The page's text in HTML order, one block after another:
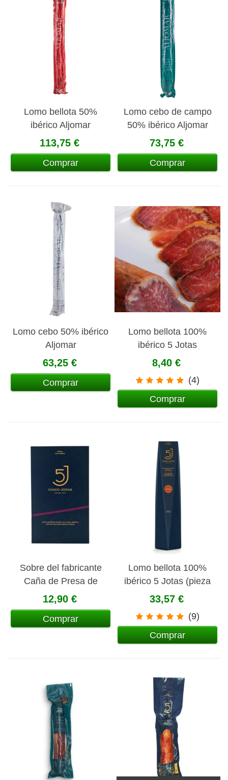
Lomo bellota 50%
ibérico Aljomar
113,75 €
Comprar
Lomo cebo de campo
50% ibérico Aljomar
73,75 €
Comprar
Lomo cebo 50% ibérico
Aljomar
63,25 €
Comprar
Lomo bellota 100%
ibérico 5 Jotas
loncheado 100 gr
8,40 €
(4)
Comprar
Sobre del fabricante
Caña de Presa de
bellota Ibérica 5 Jotas
loncheada 80 gr
12,90 €
Comprar
Lomo bellota 100%
ibérico 5 Jotas (pieza
pequeña con canister)
33,57 €
(9)
Comprar